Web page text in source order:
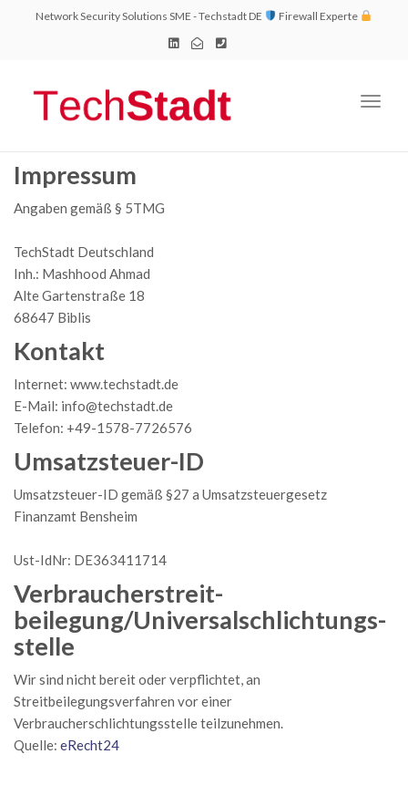
Network Security Solutions SME - Techstadt DE Firewall Experte
Impressum
Angaben gemäß § 5TMG
TechStadt Deutschland
Inh.: Mashhood Ahmad
Alte Gartenstraße 18
68647 Biblis
Kontakt
Internet: www.techstadt.de
E-Mail: info@techstadt.de
Telefon: +49-1578-7726576
Umsatzsteuer-ID
Umsatzsteuer-ID gemäß §27 a Umsatzsteuergesetz
Finanzamt Bensheim
Ust-IdNr: DE363411714
Verbraucher­streit­
beilegung/Universal­schlichtungs­
stelle
Wir sind nicht bereit oder verpflichtet, an
Streitbeilegungsverfahren vor einer
Verbraucherschlichtungsstelle teilzunehmen.
Quelle: eRecht24